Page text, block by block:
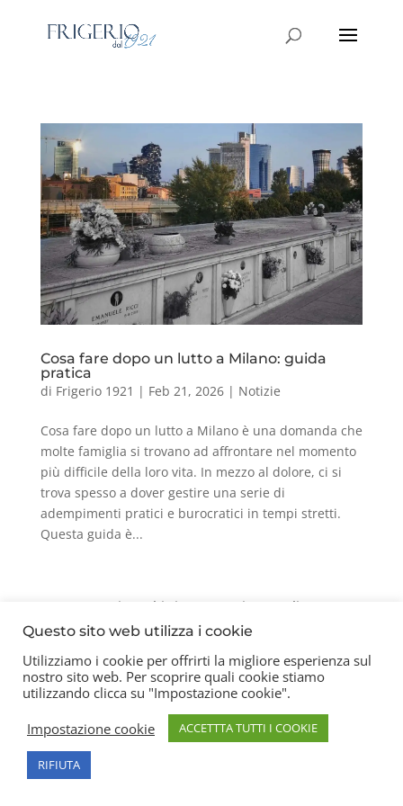
Cosa fare dopo un lutto a Milano: guida
pratica
di Frigerio 1921 | Feb 21, 2026| Notizie
Cosa fare dopo un lutto a Milano è una domanda che
molte famiglia si trovano ad affrontare nel momento
più difficile della loro vita. In mezzo al dolore, ci si
trova spesso a dover gestire una serie di
adempimenti pratici e burocratici in tempi stretti.
Questa guida è...
Contatti Chi siamo Privacy Policy
Copyright 2026 © Frigerio Renzo Snc P.IVA
08003270157
Questo sito web utilizza i cookie
Utilizziamo i cookie per offrirti la migliore esperienza sul
nostro sito web. Per scoprire quali cookie stiamo
utilizzando clicca su "Impostazione cookie".
Impostazione cookie
ACCETTTA TUTTI I COOKIE
RIFIUTA